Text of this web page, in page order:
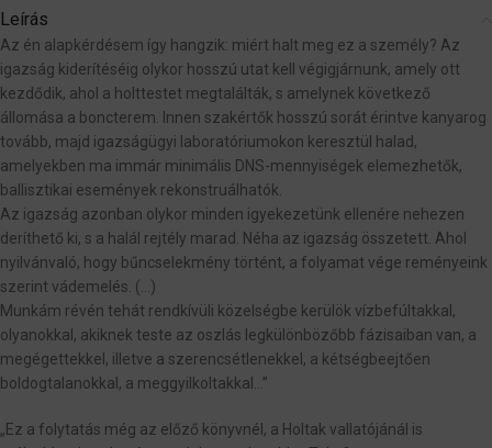
Leírás
Az én alapkérdésem így hangzik: miért halt meg ez a személy? Az
igazság kiderítéséig olykor hosszú utat kell végigjárnunk, amely ott
kezdődik, ahol a holttestet megtalálták, s amelynek következő
állomása a boncterem. Innen szakértők hosszú sorát érintve kanyarog
tovább, majd igazságügyi laboratóriumokon keresztül halad,
amelyekben ma immár minimális DNS-mennyiségek elemezhetők,
ballisztikai események rekonstruálhatók.
Az igazság azonban olykor minden igyekezetünk ellenére nehezen
deríthető ki, s a halál rejtély marad. Néha az igazság összetett. Ahol
nyilvánvaló, hogy bűncselekmény történt, a folyamat vége reményeink
szerint vádemelés. (…)
Munkám révén tehát rendkívüli közelségbe kerülök vízbefúltakkal,
olyanokkal, akiknek teste az oszlás legkülönbözőbb fázisaiban van, a
megégettekkel, illetve a szerencsétlenekkel, a kétségbeejtően
boldogtalanokkal, a meggyilkoltakkal…”
„Ez a folytatás még az előző könyvnél, a Holtak vallatójánál is